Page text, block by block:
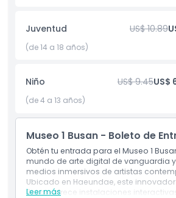
una aventura nueva e inspiradora.
museo futurista es una visita
itinerario de Busan.
Aspectos Destacados
Inclusiones
Política para Niños y Adultos
Exclusiones
Juventud US$ 10.89
(de 14 a 18 años)
Niño US$ 9.45US$
(de 4 a 13 años)
Museo 1 Busan - Boleto de
Obtén tu entrada para el Museo 1
mundo de arte digital de vanguardia
medios inmersivos de artistas
Ubicado en Haeundae, este
Busan ofrece instalaciones
Leer más